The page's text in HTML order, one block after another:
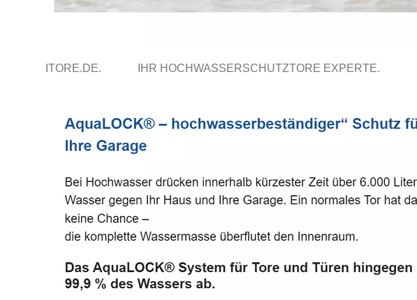
ITORE.DE. IHR HOCHWASSERSCHUTZTORE EXPERTE.